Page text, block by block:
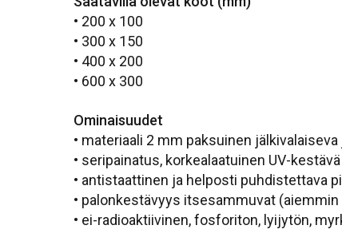
• 200 x 100
• 300 x 150
• 400 x 200
• 600 x 300
Ominaisuudet
• materiaali 2 mm paksuinen
• seripainatus, korkealaatuinen UV-
• antistaattinen ja helposti puhdistettava
• palonkestävyys itsesammuvat (aiemmin
• ei-radioaktiivinen, fosforiton, lyijytön,